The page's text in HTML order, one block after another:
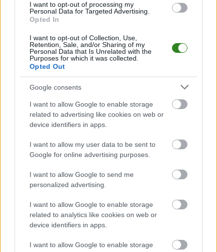
I want to opt-out of processing my
Personal Data for Targeted Advertising.
Opted In
I want to opt-out of Collection, Use,
Retention, Sale, and/or Sharing of my
Personal Data that Is Unrelated with the
Purposes for which it was collected.
Opted Out
Google consents
I want to allow Google to enable storage
related to advertising like cookies on web or
device identifiers in apps.
I want to allow my user data to be sent to
Google for online advertising purposes.
I want to allow Google to send me
personalized advertising.
I want to allow Google to enable storage
related to analytics like cookies on web or
device identifiers in apps.
I want to allow Google to enable storage
2025-06-07 19:46
Resovia rzutem na
taśmę pokonała
Wisłę Puławy
KOMENTARZE
⚠
Teraz komentarze są domyślnie ukryte, aby
poprawić komfort korzystania z serwisu. Kliknij
przycisk „Zobacz komentarze”, aby je wyświetlić i
NASTĘPNY ARTYKUŁ
2025-06-07 19:46
Resovia rzutem na taśmę pokonała
Wisłę Puławy